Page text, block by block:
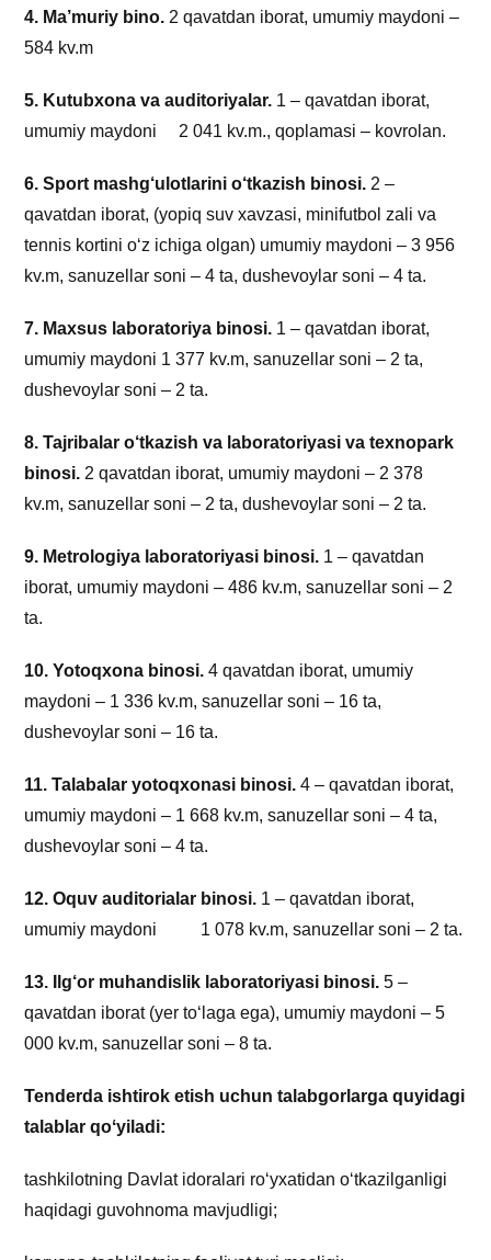
4. Ma’muriy bino. 2 qavatdan iborat, umumiy maydoni –
584 kv.m
5. Kutubxona va auditoriyalar. 1 – qavatdan iborat,
umumiy maydoni 2 041 kv.m., qoplamasi – kovrolan.
6. Sport mashg‘ulotlarini o‘tkazish binosi. 2 –
qavatdan iborat, (yopiq suv xavzasi, minifutbol zali va
tennis kortini o‘z ichiga olgan) umumiy maydoni – 3 956
kv.m, sanuzellar soni – 4 ta, dushevoylar soni – 4 ta.
7. Maxsus laboratoriya binosi. 1 – qavatdan iborat,
umumiy maydoni 1 377 kv.m, sanuzellar soni – 2 ta,
dushevoylar soni – 2 ta.
8. Tajribalar o‘tkazish va laboratoriyasi va texnopark
binosi. 2 qavatdan iborat, umumiy maydoni – 2 378
kv.m, sanuzellar soni – 2 ta, dushevoylar soni – 2 ta.
9. Metrologiya laboratoriyasi binosi. 1 – qavatdan
iborat, umumiy maydoni – 486 kv.m, sanuzellar soni – 2
ta.
10. Yotoqxona binosi. 4 qavatdan iborat, umumiy
maydoni – 1 336 kv.m, sanuzellar soni – 16 ta,
dushevoylar soni – 16 ta.
11. Talabalar yotoqxonasi binosi. 4 – qavatdan iborat,
umumiy maydoni – 1 668 kv.m, sanuzellar soni – 4 ta,
dushevoylar soni – 4 ta.
12. Oquv auditorialar binosi. 1 – qavatdan iborat,
umumiy maydoni 1 078 kv.m, sanuzellar soni – 2 ta.
13. Ilg‘or muhandislik laboratoriyasi binosi. 5 –
qavatdan iborat (yer to‘laga ega), umumiy maydoni – 5
000 kv.m, sanuzellar soni – 8 ta.
Tenderda ishtirok etish uchun talabgorlarga quyidagi
talablar qoʻyiladi:
tashkilotning Davlat idoralari roʻyxatidan oʻtkazilganligi
haqidagi guvohnoma mavjudligi;